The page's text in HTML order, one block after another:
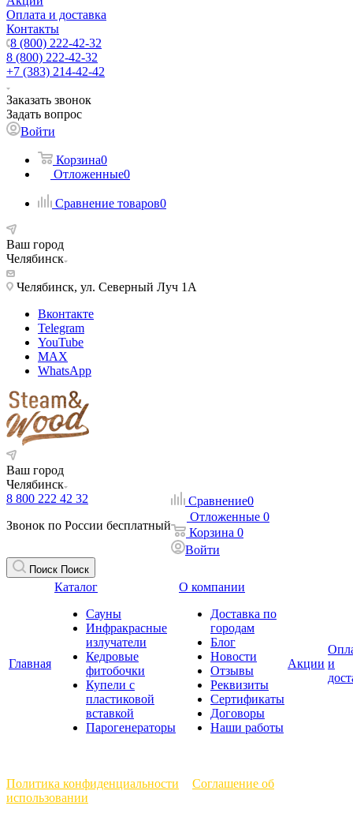
Оплата и доставка
Контакты
8 (800) 222-42-32
8 (800) 222-42-32
+7 (383) 214-42-42
Заказать звонок
Задать вопрос
Войти
Корзина0
Отложенные0
Сравнение товаров0
Ваш город
Челябинск
Челябинск, ул. Северный Луч 1А
Вконтакте
Telegram
YouTube
MAX
WhatsApp
Ваш город
Челябинск
8 800 222 42 32
Звонок по России бесплатный
Сравнение0
Отложенные 0
Корзина 0
Войти
Поиск Поиск
Главная
Каталог
Сауны
Инфракрасные
излучатели
Кедровые
фитобочки
Купели с
пластиковой
вставкой
Парогенераторы
О компании
Доставка по
городам
Блог
Новости
Отзывы
Реквизиты
Сертификаты
Договоры
Наши работы
Акции и
Политика конфиденциальности
Соглашение об
использовании